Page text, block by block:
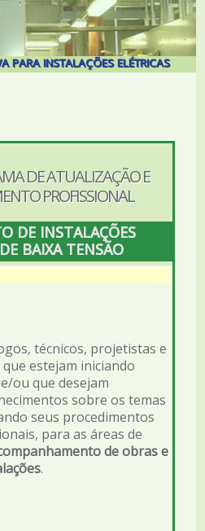
PARA INSTALAÇÕES ELÉTRICAS
DE ATUALIZAÇÃO E
PROFISSIONAL
DE INSTALAÇÕES
BAIXA TENSÃO
técnicos, projetistas e
estejam iniciando
ou que desejam
sobre os temas
seus procedimentos
para as áreas de
de obras e
.